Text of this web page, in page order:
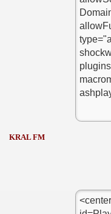
KRAL FM